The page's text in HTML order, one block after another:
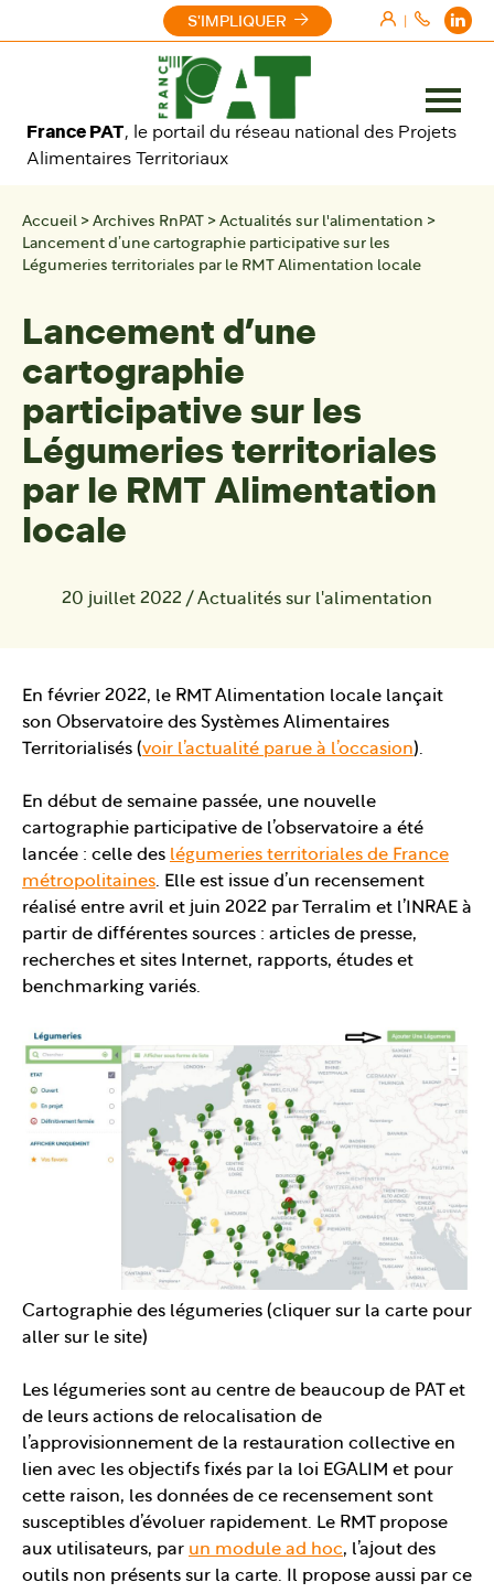
|
France PAT, le portail du réseau national des Projets
Alimentaires Territoriaux
S'IMPLIQUER
Ouvrir
le
Accueil > Archives RnPAT > Actualités sur l'alimentation >
Lancement d’une cartographie participative sur les
Légumeries territoriales par le RMT Alimentation locale
Lancement d’une
cartographie
participative sur les
Légumeries territoriales
par le RMT Alimentation
locale
20 juillet 2022 / Actualités sur l'alimentation
En février 2022, le RMT Alimentation locale lançait
son Observatoire des Systèmes Alimentaires
Territorialisés (voir l’actualité parue à l’occasion).
En début de semaine passée, une nouvelle
cartographie participative de l’observatoire a été
lancée : celle des légumeries territoriales de France
métropolitaines. Elle est issue d’un recensement
réalisé entre avril et juin 2022 par Terralim et l’INRAE à
partir de différentes sources : articles de presse,
recherches et sites Internet, rapports, études et
benchmarking variés.
Cartographie des légumeries (cliquer sur la carte pour
aller sur le site)
Les légumeries sont au centre de beaucoup de PAT et
de leurs actions de relocalisation de
l’approvisionnement de la restauration collective en
lien avec les objectifs fixés par la loi EGALIM et pour
cette raison, les données de ce recensement sont
susceptibles d’évoluer rapidement. Le RMT propose
aux utilisateurs, par un module ad hoc, l’ajout des
outils non présents sur la carte. Il propose aussi par ce